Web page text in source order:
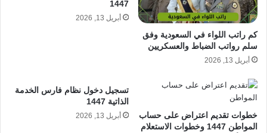
كم راتب اللواء في السعودية وفق
سلم رواتب الضباط والعسكريين
أبريل 13, 2026
1447
أبريل 13, 2026
خطوات تقديم اعتراض على حساب
المواطن 1447 وخطوات الاستعلام
تسجيل دخول نظام فارس الخدمة
الذاتية 1447
أبريل 13, 2026